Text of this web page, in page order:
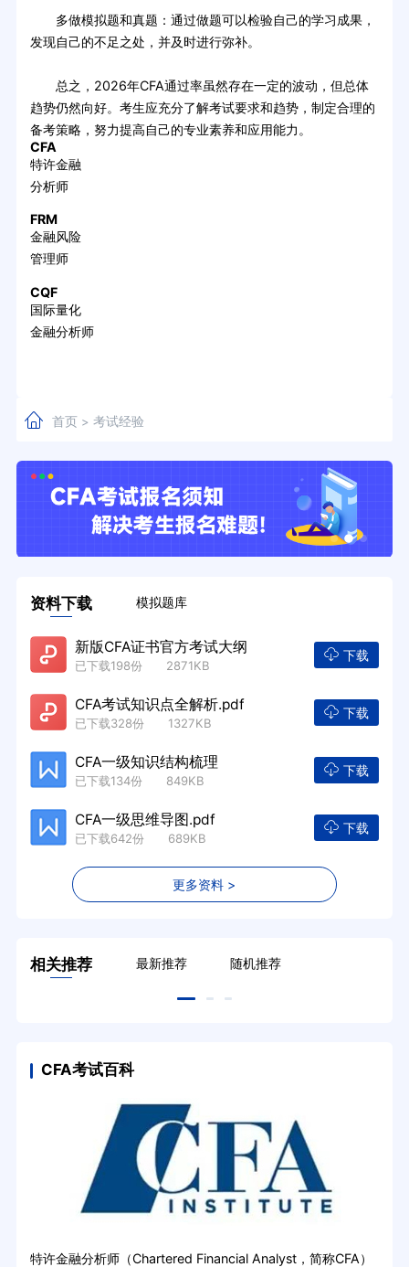
多做模拟题和真题：通过做题可以检验自己的学习成果，
发现自己的不足之处，并及时进行弥补。
总之，2026年CFA通过率虽然存在一定的波动，但总体
趋势仍然向好。考生应充分了解考试要求和趋势，制定合理的
备考策略，努力提高自己的专业素养和应用能力。
CFA
特许金融
分析师
FRM
金融风险
管理师
CQF
国际量化
金融分析师
首页> 考试经验
资料下载 模拟题库
新版CFA证书官方考试大纲
已下载198份 2871KB
下载
CFA考试知识点全解析.pdf
已下载328份 1327KB
下载
CFA一级知识结构梳理
已下载134份 849KB
下载
CFA一级思维导图.pdf
已下载642份 689KB
下载
更多资料 >
相关推荐 最新推荐 随机推荐
CFA考试百科
特许金融分析师（Chartered Financial Analyst，简称CFA）